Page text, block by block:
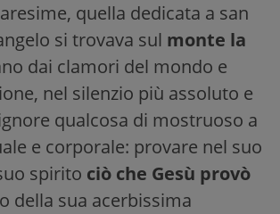
quella dedicata a san
si trovava sul monte la
dai clamori del mondo e
nel silenzio più assoluto e
qualcosa di mostruoso a
e corporale: provare nel suo
spirito ciò che Gesù provò
della sua acerbissima